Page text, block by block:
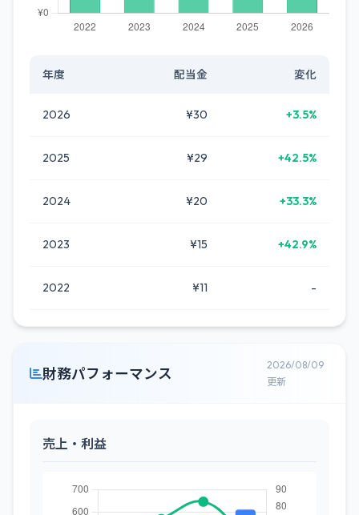
年度 配当金 変化
2026 ¥30 +3.5%
2025 ¥29 +42.5%
2024 ¥20 +33.3%
2023 ¥15 +42.9%
2022 ¥11 -
財務パフォーマンス
2026/08/09
更新
売上・利益